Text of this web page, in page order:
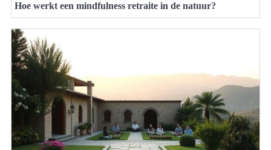
Hoe werkt een mindfulness retraite in de natuur?